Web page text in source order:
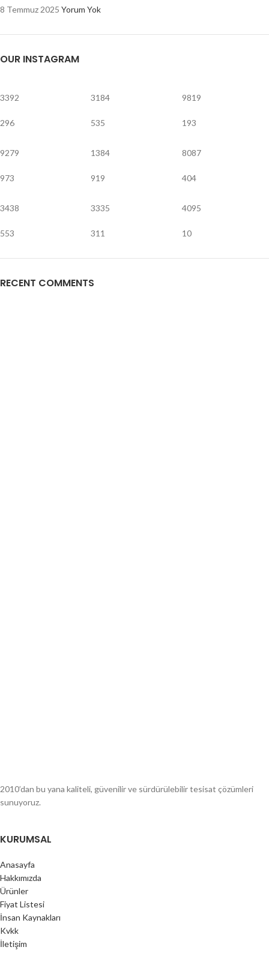
8 Temmuz 2025 Yorum Yok
OUR INSTAGRAM
3392
296
3184
535
9819
193
9279
973
1384
919
8087
404
3438
553
3335
311
4095
10
RECENT COMMENTS
2010’dan bu yana kaliteli, güvenilir ve sürdürülebilir tesisat çözümleri
sunuyoruz.
KURUMSAL
Anasayfa
Hakkımızda
Ürünler
Fiyat Listesi
İnsan Kaynakları
Kvkk
İletişim